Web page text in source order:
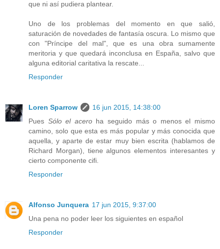
que ni así pudiera plantear.
Uno de los problemas del momento en que salió,
saturación de novedades de fantasía oscura. Lo mismo que
con "Príncipe del mal", que es una obra sumamente
meritoria y que quedará inconclusa en España, salvo que
alguna editorial caritativa la rescate...
Responder
Loren Sparrow
16 jun 2015, 14:38:00
Pues Sólo el aceroha seguido más o menos el mismo
camino, solo que esta es más popular y más conocida que
aquella, y aparte de estar muy bien escrita (hablamos de
Richard Morgan), tiene algunos elementos interesantes y
cierto componente cifi.
Responder
Alfonso Junquera 17 jun 2015, 9:37:00
Una pena no poder leer los siguientes en español
Responder